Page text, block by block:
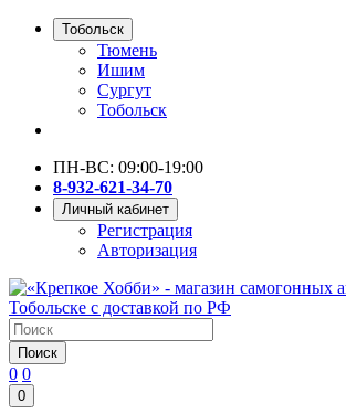
Тобольск
Тюмень
Ишим
Сургут
Тобольск
ПН-ВС: 09:00-19:00
8-932-621-34-70
Личный кабинет
Регистрация
Авторизация
Поиск
0 0
0